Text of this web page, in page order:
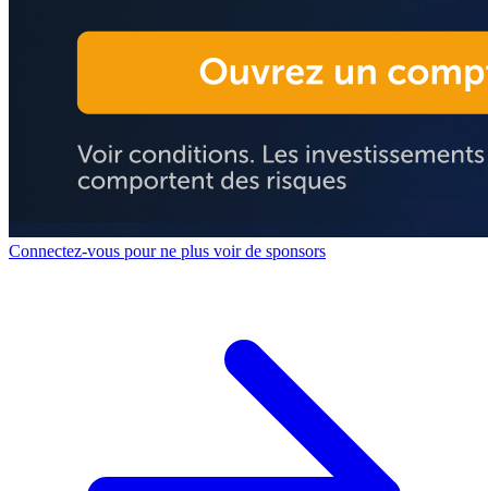
Connectez-vous pour ne plus voir de sponsors